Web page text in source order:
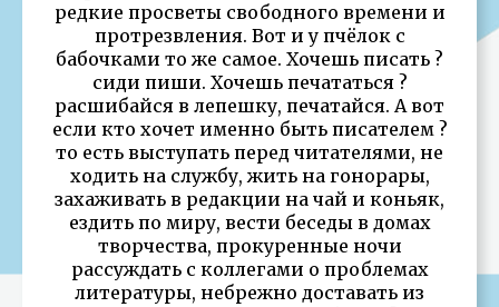
редкие просветы свободного времени и
протрезвления. Вот и у пчёлок с
бабочками то же самое. Хочешь писать ?
сиди пиши. Хочешь печататься ?
расшибайся в лепешку, печатайся. А вот
если кто хочет именно быть писателем ?
то есть выступать перед читателями, не
ходить на службу, жить на гонорары,
захаживать в редакции на чай и коньяк,
ездить по миру, вести беседы в домах
творчества, прокуренные ночи
рассуждать с коллегами о проблемах
литературы, небрежно доставать из